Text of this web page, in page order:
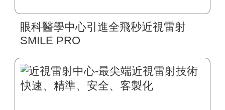
眼科醫學中心引進全飛秒近視雷射
SMILE PRO